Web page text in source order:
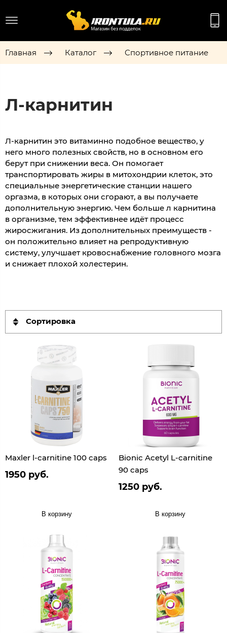
Главная Каталог Спортивное питание
Л-карнитин
Л-карнитин это витаминно подобное вещество, у
него много полезных свойств, но в основном его
берут при снижении веса. Он помогает
транспортировать жиры в митохондрии клеток, это
специальные энергетические станции нашего
оргазма, в которых они сгорают, а вы получаете
дополнительную энергию. Чем больше л карнитина
в организме, тем эффективнее идёт процесс
жиросжигания. Из дополнительных преимуществ -
он положительно влияет на репродуктивную
систему, улучшает кровоснабжение головного мозга
и снижает плохой холестерин.
Сортировка
Maxler l-carnitine 100 caps
1950 руб.
В корзину
Bionic Acetyl L-carnitine
90 caps
1250 руб.
В корзину